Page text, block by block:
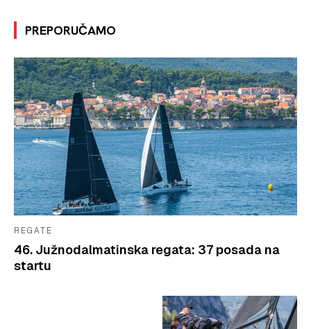
PREPORUČAMO
REGATE
46. Južnodalmatinska regata: 37 posada na
startu